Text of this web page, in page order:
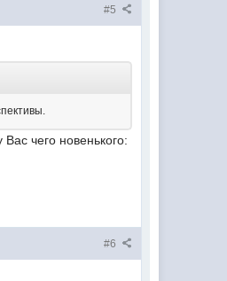
#5
чего новенького:
#6